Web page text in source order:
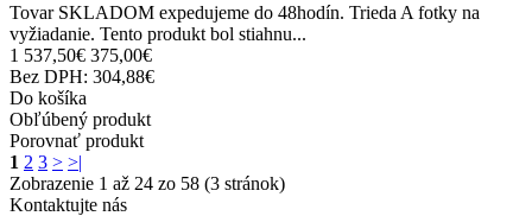
Tovar SKLADOM expedujeme do 48hodín. Trieda A fotky na
vyžiadanie. Tento produkt bol stiahnu...
1 537,50€ 375,00€
Bez DPH: 304,88€
Do košíka
Obľúbený produkt
Porovnať produkt
1 2 3 > >|
Zobrazenie 1 až 24 zo 58 (3 stránok)
Kontaktujte nás